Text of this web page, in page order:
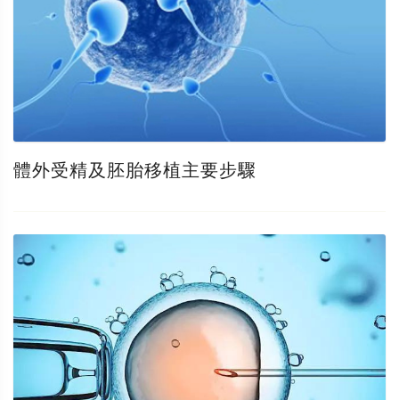
體外受精及胚胎移植主要步驟